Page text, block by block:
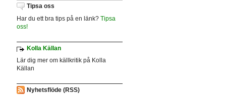
Tipsa oss
Har du ett bra tips på en länk? Tipsa
oss!
Kolla Källan
Lär dig mer om källkritik på Kolla
Källan
Nyhetsflöde (RSS)